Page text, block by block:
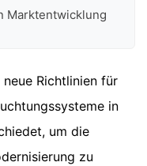
Marktentwicklung
Richtlinien für
in
um die
zu